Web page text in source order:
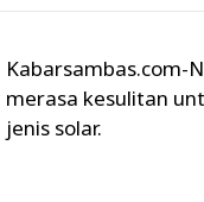
Kabarsambas.com-
merasa kesulitan
jenis solar.